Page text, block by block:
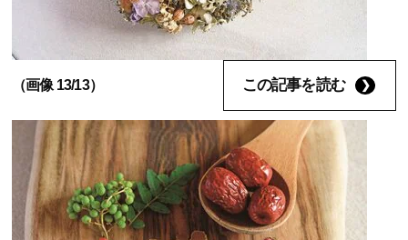
（画像 13/13） この記事を読む